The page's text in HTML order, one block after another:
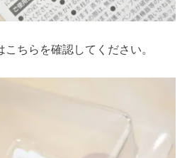
ちらを確認してください。